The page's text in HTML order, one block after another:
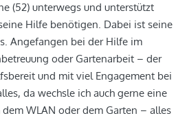
(52) unterwegs und unterstützt
Hilfe benötigen. Dabei ist seine
Angefangen bei der Hilfe im
oder Gartenarbeit – der
und mit viel Engagement bei
da wechsle ich auch gerne eine
WLAN oder dem Garten – alles